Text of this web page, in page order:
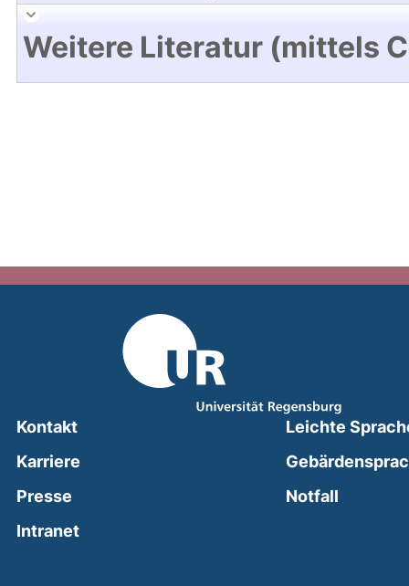
Weitere Literatur (mittels
Kontakt
Karriere
Presse
Intranet(external link, opens in a new window)
Leichte
Notfall